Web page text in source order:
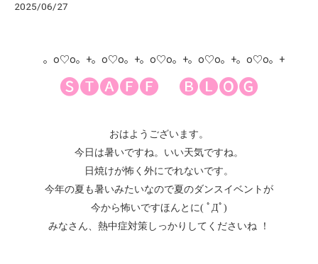
2025/06/27
。o♡o。+。o♡o。+。o♡o。+。o♡o。+。o♡o。+
🅢🅣🅐🅕🅕 🅑🅛🅞🅖
おはようございます。
今日は暑いですね。いい天気ですね。
日焼けが怖く外にでれないです。
今年の夏も暑いみたいなので夏のダンスイベントが
今から怖いですほんとに( ﾟДﾟ)
みなさん、熱中症対策しっかりしてくださいね ！